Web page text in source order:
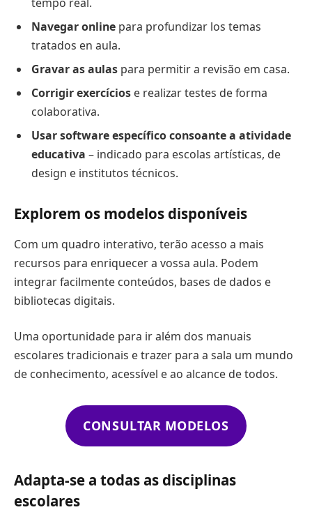
tempo real.
Navegar online para profundizar los temas
tratados en aula.
Gravar as aulas para permitir a revisão em casa.
Corrigir exercícios e realizar testes de forma
colaborativa.
Usar software específico consoante a atividade
educativa – indicado para escolas artísticas, de
design e institutos técnicos.
Explorem os modelos disponíveis
Com um quadro interativo, terão acesso a mais
recursos para enriquecer a vossa aula. Podem
integrar facilmente conteúdos, bases de dados e
bibliotecas digitais.
Uma oportunidade para ir além dos manuais
escolares tradicionais e trazer para a sala um mundo
de conhecimento, acessível e ao alcance de todos.
CONSULTAR MODELOS
Adapta-se a todas as disciplinas
escolares